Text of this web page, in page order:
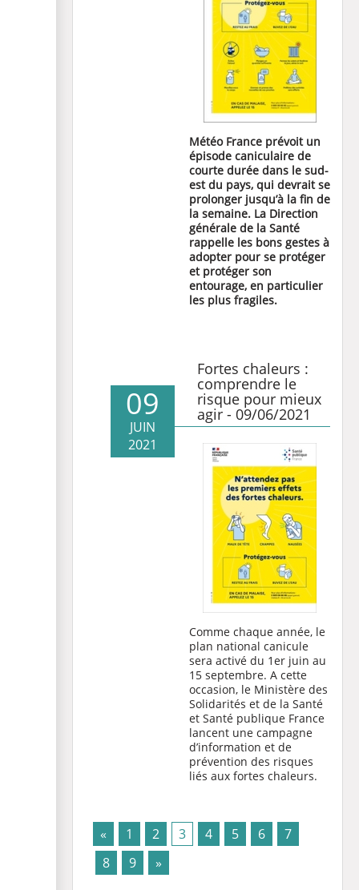
Météo France prévoit un
épisode caniculaire de
courte durée dans le sud-
est du pays, qui devrait se
prolonger jusqu’à la fin de
la semaine. La Direction
générale de la Santé
rappelle les bons gestes à
adopter pour se protéger
et protéger son
entourage, en particulier
les plus fragiles.
Fortes chaleurs :
comprendre le
risque pour mieux
agir - 09/06/2021
09
JUIN
2021
Comme chaque année, le
plan national canicule
sera activé du 1er juin au
15 septembre. A cette
occasion, le Ministère des
Solidarités et de la Santé
et Santé publique France
lancent une campagne
d’information et de
prévention des risques
liés aux fortes chaleurs.
« 1 2 3(current)
4 5 6
7
8
9 »